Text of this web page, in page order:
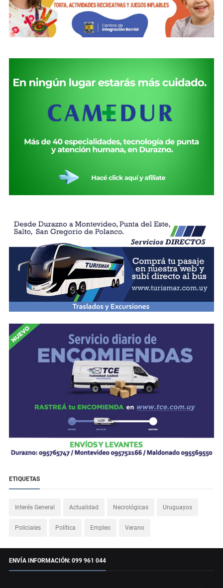
ETIQUETAS
Interés General Actualidad Necrológicas Uruguayos
Policiales Política Empleo Verano
ENVÍA INFORMACIÓN: 099 961 044